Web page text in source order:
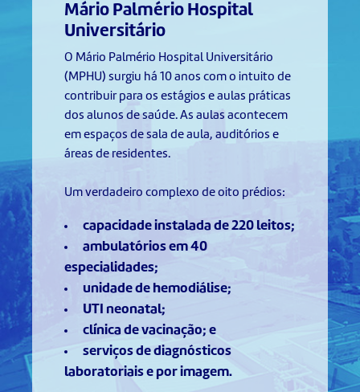
Mário Palmério Hospital
Universitário
O Mário Palmério Hospital Universitário
(MPHU) surgiu há 10 anos com o intuito de
contribuir para os estágios e aulas práticas
dos alunos de saúde. As aulas acontecem
em espaços de sala de aula, auditórios e
áreas de residentes.
Um verdadeiro complexo de oito prédios:
capacidade instalada de 220 leitos;
ambulatórios em 40
especialidades;
unidade de hemodiálise;
UTI neonatal;
clínica de vacinação; e
serviços de diagnósticos
laboratoriais e por imagem.